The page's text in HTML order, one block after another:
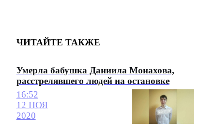
ЧИТАЙТЕ ТАКЖЕ
Умерла бабушка Даниила Монахова,
расстрелявшего людей на остановке
16:52
12 НОЯ
2020